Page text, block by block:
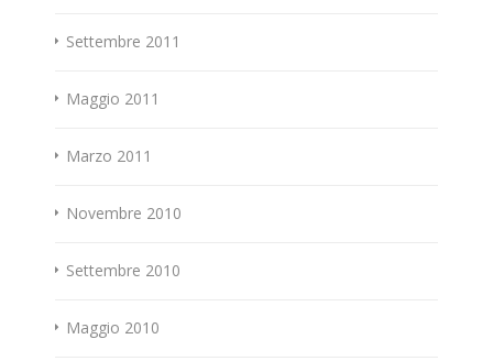
Settembre 2011
Maggio 2011
Marzo 2011
Novembre 2010
Settembre 2010
Maggio 2010